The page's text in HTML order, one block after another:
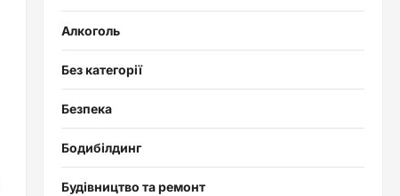
Алкоголь
Без категорії
Безпека
Бодибілдинг
Будівництво та ремонт